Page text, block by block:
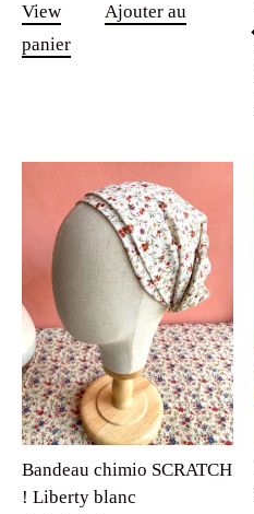
initialactuel
View
Ajouter au
panier
Bandeau chimio SCRATCH
! Liberty blanc